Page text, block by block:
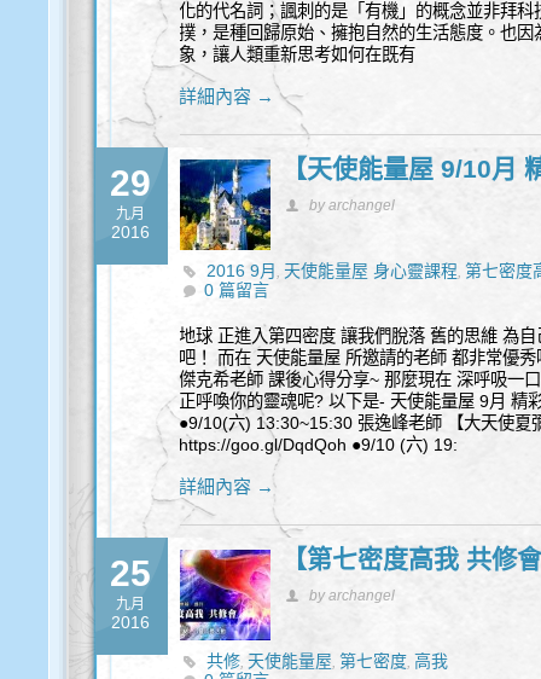
化的代名詞；諷刺的是「有機」的概念並非拜
撲，是種回歸原始、擁抱自然的生活態度。也
象，讓人類重新思考如何在既有
詳細內容 →
29
九月
2016
【天使能量屋 9/10月
by archangel
2016 9月 , 天使能量屋 身心靈課程,第七密度
0 篇留言
地球 正進入第四密度 讓我們脫落 舊的思維 為
吧！ 而在 天使能量屋 所邀請的老師 都非常優
傑克希老師 課後心得分享~ 那麼現在 深呼吸一
正呼喚你的靈魂呢? 以下是- 天使能量屋 9月 精
●9/10(六) 13:30~15:30 張逸峰老師 【大天使夏
https://goo.gl/DqdQoh ●9/10 (六) 19:
詳細內容 →
25
九月
2016
【第七密度高我 共修
by archangel
共修, 天使能量屋,第七密度, 高我